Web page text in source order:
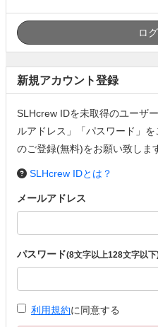
新規アカウント登録
SLHcrew IDを未取得のユーザ
ルアドレス」「パスワード」
のご登録(無料)をお願い致しま
SLHcrew IDとは？
メールアドレス
パスワード(8文字以上128文字以下
利用規約に同意する